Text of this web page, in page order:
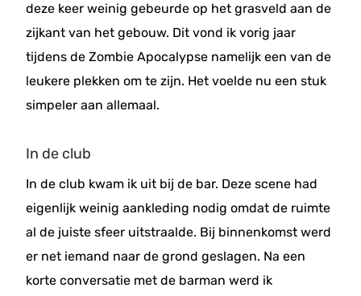
deze keer weinig gebeurde op het grasveld aan de
zijkant van het gebouw. Dit vond ik vorig jaar
tijdens de Zombie Apocalypse namelijk een van de
leukere plekken om te zijn. Het voelde nu een stuk
simpeler aan allemaal.
In de club
In de club kwam ik uit bij de bar. Deze scene had
eigenlijk weinig aankleding nodig omdat de ruimte
al de juiste sfeer uitstraalde. Bij binnenkomst werd
er net iemand naar de grond geslagen. Na een
korte conversatie met de barman werd ik